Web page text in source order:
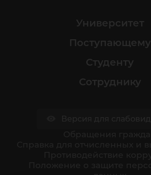
Университет
Поступающему
Студенту
Сотруднику